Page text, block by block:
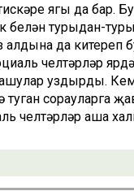
тискәре ягы да
белән турыдан-
алдына да
челтәрләр
уздырды.
туган сорауларга
челтәрләр аша